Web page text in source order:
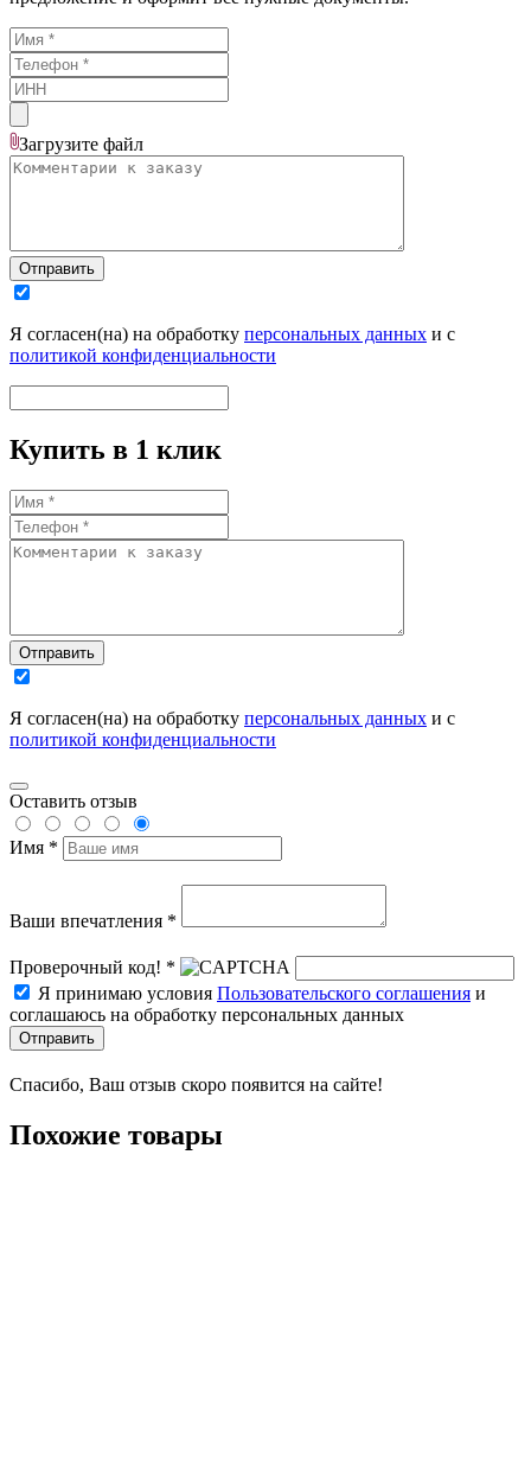
Загрузите файл
Отправить
Я согласен(на) на обработку персональных данных и с
политикой конфиденциальности
Купить в 1 клик
Отправить
Я согласен(на) на обработку персональных данных и с
политикой конфиденциальности
Оставить отзыв
Имя *
Ваши впечатления *
Проверочный код! *
Я принимаю условия Пользовательского соглашения и
соглашаюсь на обработку персональных данных
Отправить
Спасибо, Ваш отзыв скоро появится на сайте!
Похожие товары